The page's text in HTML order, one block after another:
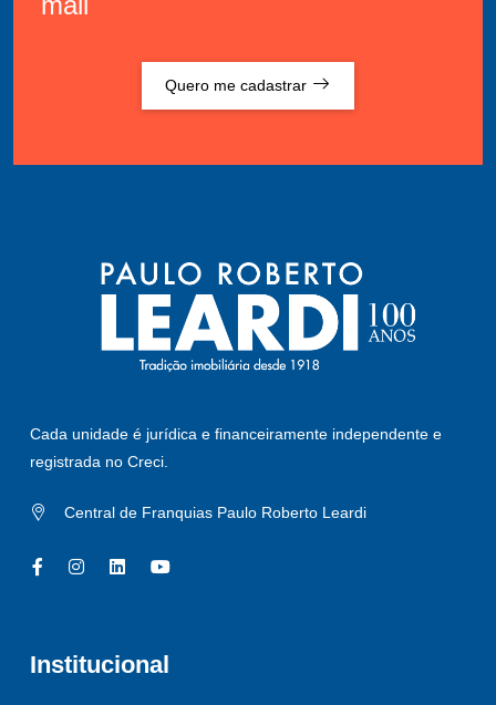
Quero me cadastrar
Cada unidade é jurídica e financeiramente independente e
registrada no Creci.
Central de Franquias Paulo Roberto Leardi
Institucional